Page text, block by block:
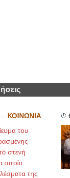
ΚΟΙΝΩΝΙΑ
του
στενή
οποίο
της